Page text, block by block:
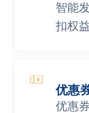
智能
扣权益
优惠
优惠